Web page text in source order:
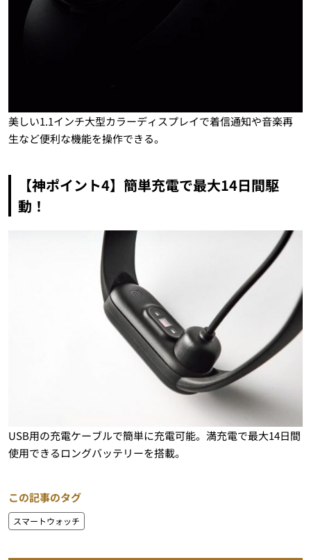
美しい1.1インチ大型カラーディスプレイで着信通知や音楽再
生など便利な機能を操作できる。
【神ポイント4】簡単充電で最大14日間駆
動！
USB用の充電ケーブルで簡単に充電可能。満充電で最大14日間
使用できるロングバッテリーを搭載。
この記事のタグ
スマートウォッチ